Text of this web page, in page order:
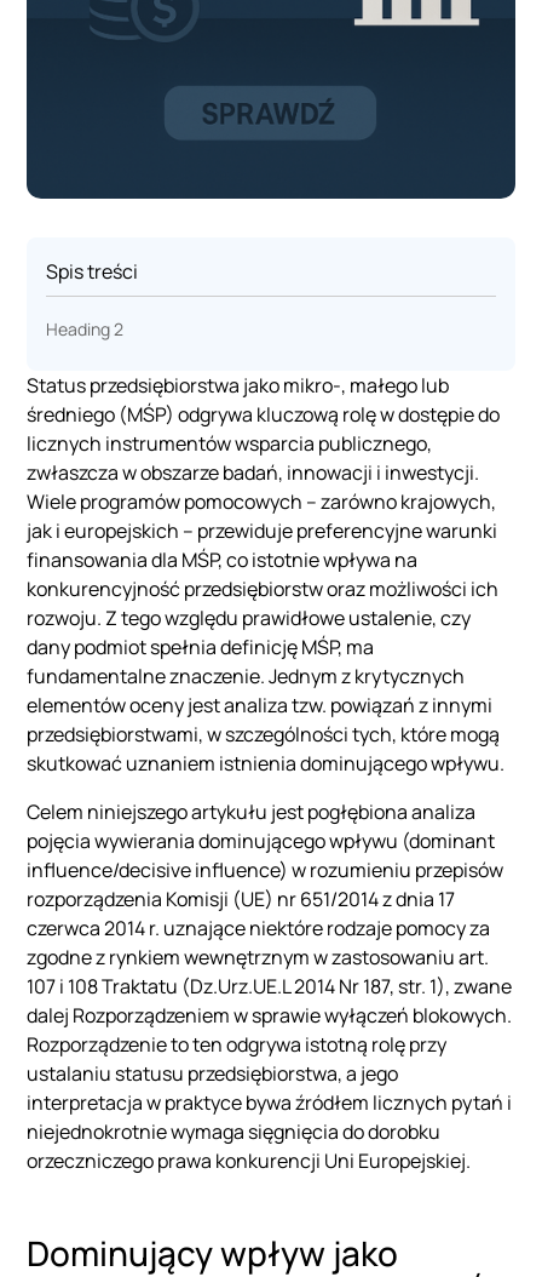
Spis treści
Heading 2
Status przedsiębiorstwa jako mikro-, małego lub
średniego (MŚP) odgrywa kluczową rolę w dostępie do
licznych instrumentów wsparcia publicznego,
zwłaszcza w obszarze badań, innowacji i inwestycji.
Wiele programów pomocowych – zarówno krajowych,
jak i europejskich – przewiduje preferencyjne warunki
finansowania dla MŚP, co istotnie wpływa na
konkurencyjność przedsiębiorstw oraz możliwości ich
rozwoju. Z tego względu prawidłowe ustalenie, czy
dany podmiot spełnia definicję MŚP, ma
fundamentalne znaczenie. Jednym z krytycznych
elementów oceny jest analiza tzw. powiązań z innymi
przedsiębiorstwami, w szczególności tych, które mogą
skutkować uznaniem istnienia dominującegowpływu.
Celem niniejszego artykułu jest pogłębiona analiza
pojęcia wywierania dominującego wpływu (dominant
influence/decisive influence) w rozumieniu przepisów
rozporządzenia Komisji (UE) nr 651/2014 z dnia 17
czerwca 2014 r. uznające niektóre rodzaje pomocy za
zgodne z rynkiem wewnętrznym w zastosowaniu art.
107 i 108 Traktatu (Dz.Urz.UE.L 2014 Nr 187, str. 1), zwane
dalej Rozporządzeniem w sprawie wyłączeń blokowych.
Rozporządzenie to ten odgrywa istotną rolę przy
ustalaniu statusu przedsiębiorstwa, a jego
interpretacja w praktyce bywa źródłem licznych pytań i
niejednokrotnie wymaga sięgnięcia do dorobku
orzeczniczego prawa konkurencji Uni Europejskiej.
Dominujący wpływ jako